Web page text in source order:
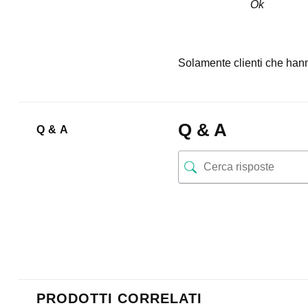
Ok
Solamente clienti che
Q & A Q & A
PRODOTTI CORRELATI